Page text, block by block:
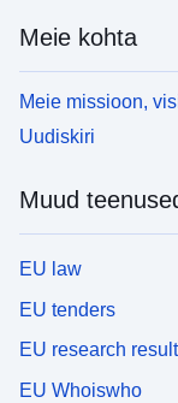
Meie kohta
Meie missioon,
Uudiskiri
Muud
EU law
EU tenders
EU research
EU Whoiswho